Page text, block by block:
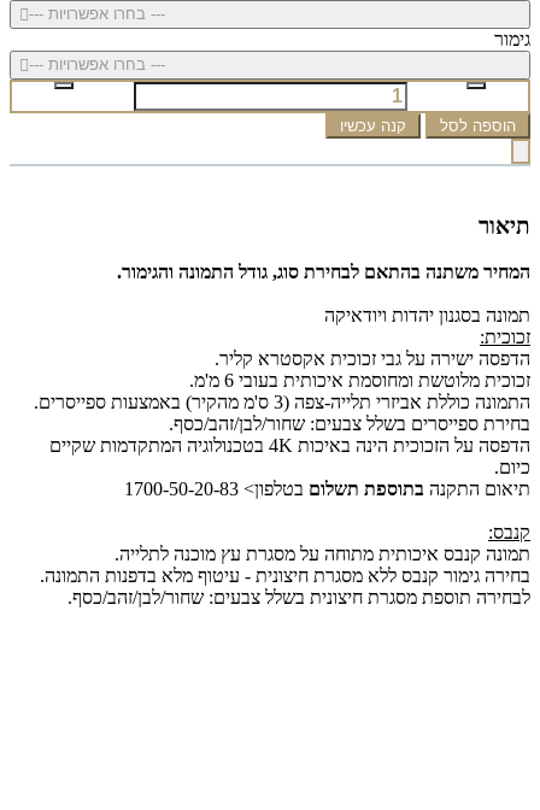
--- בחרו אפשרויות ---
גימור
--- בחרו אפשרויות ---
הוספה לסל קנה עכשיו
תיאור
המחיר משתנה בהתאם לבחירת סוג, גודל התמונה והגימור.
תמונה בסגנון יהדות ויודאיקה
זכוכית:
הדפסה ישירה על גבי זכוכית אקסטרא קליר.
זכוכית מלוטשת ומחוסמת איכותית בעובי 6 מ'מ.
התמונה כוללת אביזרי תלייה-צפה (3 ס'מ מהקיר) באמצעות ספייסרים.
בחירת ספייסרים בשלל צבעים: שחור/לבן/זהב/כסף.
הדפסה על הזכוכית הינה באיכות 4K בטכנולוגיה המתקדמות שקיים
כיום.
תיאום התקנה בתוספת תשלום בטלפון> 1700-50-20-83
קנבס:
תמונה קנבס איכותית מתוחה על מסגרת עץ מוכנה לתלייה.
בחירה גימור קנבס ללא מסגרת חיצונית - עיטוף מלא בדפנות התמונה.
לבחירה תוספת מסגרת חיצונית בשלל צבעים: שחור/לבן/זהב/כסף.